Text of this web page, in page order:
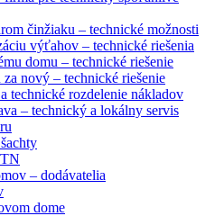
činžiaku – technické možnosti
výťahov – technické riešenia
domu – technické riešenie
nový – technické riešenie
technické rozdelenie nákladov
– technický a lokálny servis
– dodávatelia
dome